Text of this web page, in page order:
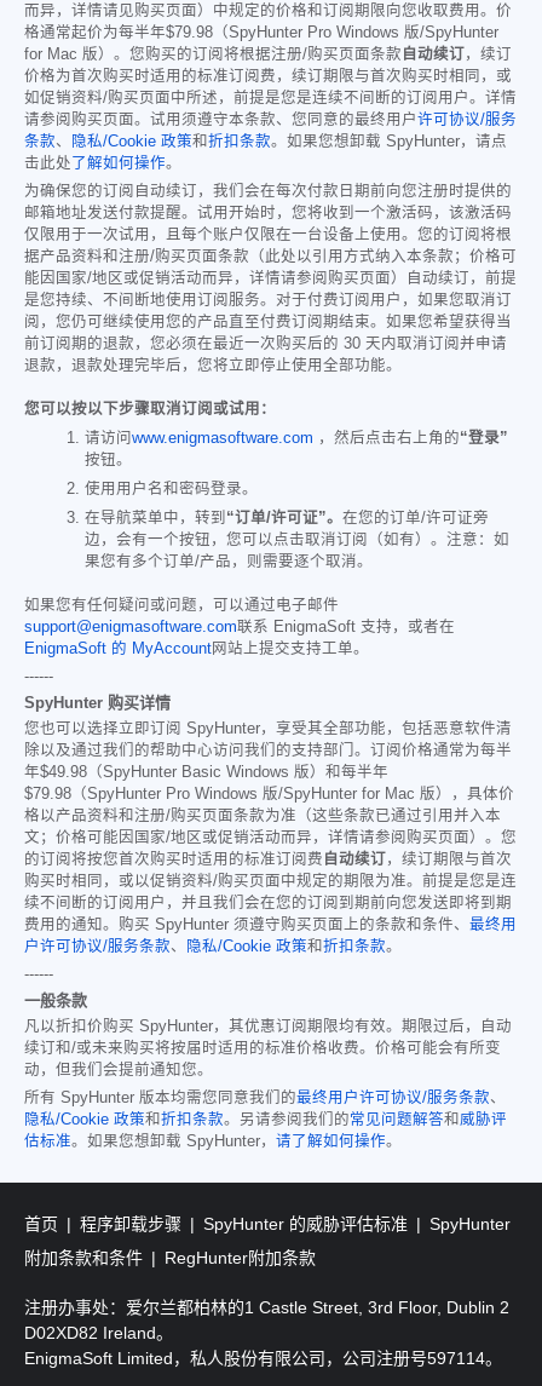
而异，详情请见购买页面）中规定的价格和订阅期限向您收取费用。价
格通常起价为每半年$79.98 （SpyHunter Pro Windows 版/SpyHunter
for Mac 版）。您购买的订阅将根据注册/购买页面条款 自动续订，续订
价格为首次购买时适用的标准订阅费，续订期限与首次购买时相同，或
如促销资料/购买页面中所述，前提是您是连续不间断的订阅用户。详情
请参阅购买页面。试用须遵守本条款、您同意的最终用户许可协议/服务
条款、 隐私/Cookie 政策和折扣条款。如果您想卸载 SpyHunter，请点
击此处了解如何操作。
为确保您的订阅自动续订，我们会在每次付款日期前向您注册时提供的
邮箱地址发送付款提醒。试用开始时，您将收到一个激活码，该激活码
仅限用于一次试用，且每个账户仅限在一台设备上使用。您的订阅将根
据产品资料和注册/购买页面条款（此处以引用方式纳入本条款；价格可
能因国家/地区或促销活动而异，详情请参阅购买页面）自动续订，前提
是您持续、不间断地使用订阅服务。对于付费订阅用户，如果您取消订
阅，您仍可继续使用您的产品直至付费订阅期结束。如果您希望获得当
前订阅期的退款，您必须在最近一次购买后的 30 天内取消订阅并申请
退款，退款处理完毕后，您将立即停止使用全部功能。
您可以按以下步骤取消订阅或试用：
请访问www.enigmasoftware.com ，然后点击右上角的“登录”
按钮。
使用用户名和密码登录。
在导航菜单中，转到 “订单/许可证”。 在您的订单/许可证旁
边，会有一个按钮，您可以点击取消订阅（如有）。注意：如
果您有多个订单/产品，则需要逐个取消。
如果您有任何疑问或问题，可以通过电子邮件
support@enigmasoftware.com联系 EnigmaSoft 支持，或者在
EnigmaSoft 的 MyAccount网站上提交支持工单。
------
SpyHunter 购买详情
您也可以选择立即订阅 SpyHunter，享受其全部功能，包括恶意软件清
除以及通过我们的帮助中心访问我们的支持部门。订阅价格通常为每半
年$49.98 （SpyHunter Basic Windows 版）和每半年
$79.98 （SpyHunter Pro Windows 版/SpyHunter for Mac 版），具体价
格以产品资料和注册/购买页面条款为准（这些条款已通过引用并入本
文；价格可能因国家/地区或促销活动而异，详情请参阅购买页面）。您
的订阅将按您首次购买时适用的标准订阅费 自动续订 ，续订期限与首次
购买时相同，或以促销资料/购买页面中规定的期限为准。前提是您是连
续不间断的订阅用户，并且我们会在您的订阅到期前向您发送即将到期
费用的通知。购买 SpyHunter 须遵守购买页面上的条款和条件、 最终用
户许可协议/服务条款、 隐私/Cookie 政策和折扣条款。
------
一般条款
凡以折扣价购买 SpyHunter，其优惠订阅期限均有效。期限过后，自动
续订和/或未来购买将按届时适用的标准价格收费。价格可能会有所变
动，但我们会提前通知您。
所有 SpyHunter 版本均需您同意我们的最终用户许可协议/服务条款、
隐私/Cookie 政策和折扣条款。另请参阅我们的常见问题解答和威胁评
估标准。如果您想卸载 SpyHunter， 请了解如何操作。
首页 程序卸载步骤 SpyHunter 的威胁评估标准
SpyHunter
附加条款和条件
RegHunter附加条款
注册办事处：爱尔兰都柏林的1 Castle Street, 3rd Floor, Dublin 2
D02XD82 Ireland。
EnigmaSoft Limited，私人股份有限公司，公司注册号597114。